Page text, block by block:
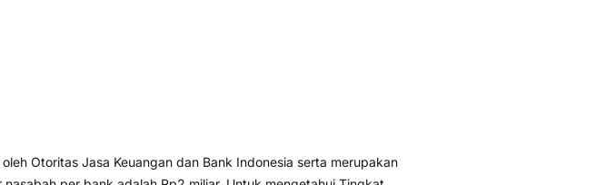
Otoritas Jasa Keuangan dan Bank Indonesia serta merupakan